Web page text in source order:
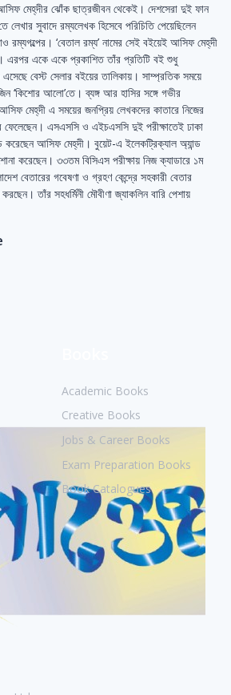
মেহ্‌দীর ঝোঁক ছাত্রজীবন থেকেই। দেশসেরা দুই ফান
লেখার সুবাদে রম্যলেখক হিসেবে পরিচিতি পেয়েছিলেন
‘বেতাল রম্য’ নামের সেই বইয়েই আসিফ মেহ্‌দী
এরপর একে একে প্রকাশিত তাঁর প্রতিটি বই শুধু
বেস্ট সেলার বইয়ের তালিকায়। সাম্প্রতিক সময়ে
‘কিশোর আলো’তে। ব্যঙ্গ আর হাসির সঙ্গে গভীর
মেহ্‌দী এ সময়ের জনপ্রিয় লেখকদের কাতারে নিজের
এসএসসি ও এইচএসসি দুই পরীক্ষাতেই ঢাকা
করেছেন আসিফ মেহ্‌দী। বুয়েট-এ ইলেকট্রিক্যাল অ্যান্ড
করেছেন। ৩৩তম বিসিএস পরীক্ষায় নিজ ক্যাডারে ১ম
বেতারের গবেষণা ও গ্রহণ কেন্দ্রে সহকারী বেতার
তাঁর সহধর্মিনী মৌবীণা জ্যাকলিন বারি পেশায়
Academic Books
Creative Books
Jobs & Career Books
Exam Preparation Books
Book Catalogues